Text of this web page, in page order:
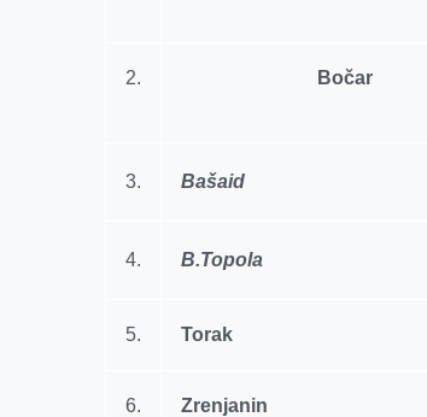
2. Bočar
3. Bašaid
4. B.Topola
5. Torak
6. Zrenjanin